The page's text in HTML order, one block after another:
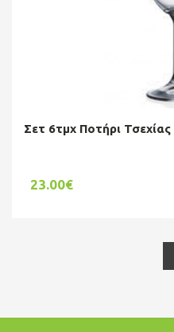
Σετ 6τμχ Ποτήρι
23.00€